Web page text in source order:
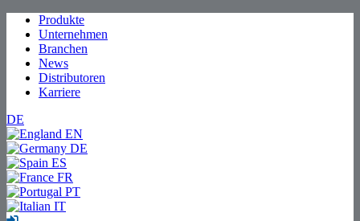
Produkte
Unternehmen
Branchen
News
Distributoren
Karriere
DE
EN
DE
ES
FR
PT
IT